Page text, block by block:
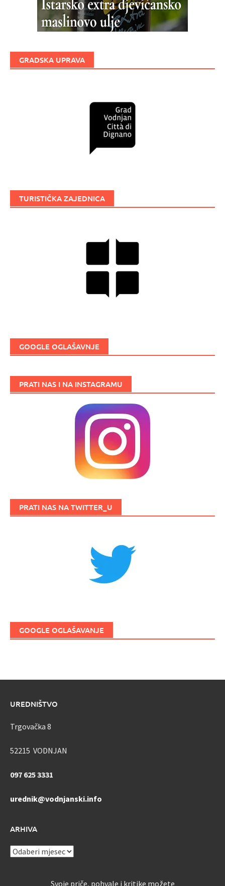
GRADSKA UPRAVA
TURISTIČKA ZAJEDNICA
GOOGLE OGLAŠAVNJE
PRATI NAS I NA INSTAGRAMU
PRATI NAS NA TWITTER_U
GOOGLE OGLAŠAVANJE
UREDNIŠTVO
Trgovačka 8
52215 VODNJAN
097 625 3331
urednik@vodnjanski.info
ARHIVA
ARHIVA
Svoje priče, pohvale i kritike možete